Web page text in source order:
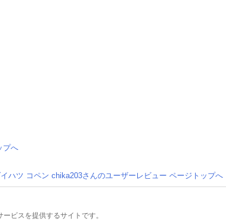
プへ
ハツ コペン chika203さんのユーザーレビュー ページトップへ
ビスを提供するサイトです。